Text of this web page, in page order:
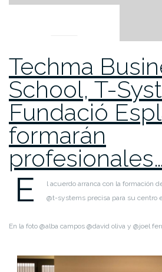
Techma
School, T-
Fundació
formarán
profesionales…
E
l acuerdo arranca con la formación
@t-systems precisa para su centro
En la foto @alba campos @david oliva y @joel